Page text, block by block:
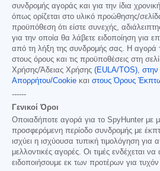
συνδρομής αγοράς και για την ίδια
όπως ορίζεται στο υλικό προώθησης/
προϋπόθεση ότι είστε συνεχής,
για την οποία θα λάβετε ειδοποίηση για
από τη λήξη της συνδρομής σας. Η αγορά
στους όρους και τις προϋποθέσεις στη
Χρήσης/Άδειας Χρήσης (EULA/TOS) στην
Απορρήτου/Cookie και στους Όρους
------
Γενικοί Όροι
Οποιαδήποτε αγορά για το SpyHunter με
προσφερόμενη περίοδο συνδρομής με
ισχύει η ισχύουσα τυπική τιμολόγηση για
μελλοντικές αγορές. Οι τιμές ενδέχεται
ειδοποιήσουμε εκ των προτέρων για τυχόν